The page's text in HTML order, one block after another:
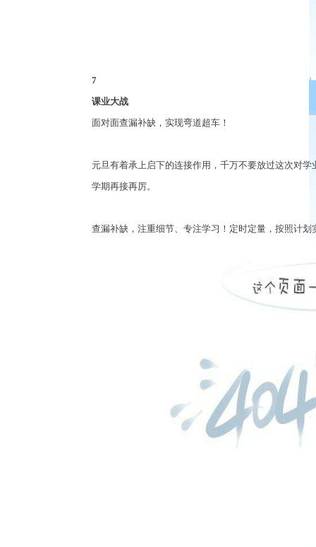
7
课业大战
面对面查漏补缺，实现弯道超车！
元旦有着承上启下的连接作用，千万不要放过这次对学
学期再接再厉。
查漏补缺，注重细节、专注学习！定时定量，按照计划